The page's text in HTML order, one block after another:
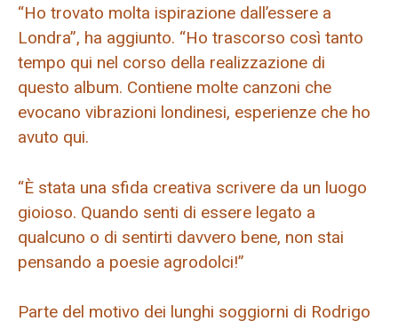
“Ho trovato molta ispirazione dall’essere a
Londra”, ha aggiunto. “Ho trascorso così tanto
tempo qui nel corso della realizzazione di
questo album. Contiene molte canzoni che
evocano vibrazioni londinesi, esperienze che ho
avuto qui.
“È stata una sfida creativa scrivere da un luogo
gioioso. Quando senti di essere legato a
qualcuno o di sentirti davvero bene, non stai
pensando a poesie agrodolci!”
Parte del motivo dei lunghi soggiorni di Rodrigo